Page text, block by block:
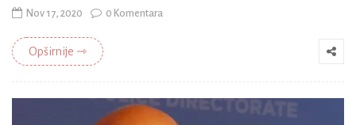
Nov 17, 2020 0 Komentara
Opširnije ⇾